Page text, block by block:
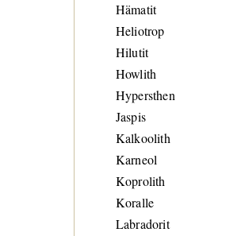
Hämatit
Heliotrop
Hilutit
Howlith
Hypersthen
Jaspis
Kalkoolith
Karneol
Koprolith
Koralle
Labradorit